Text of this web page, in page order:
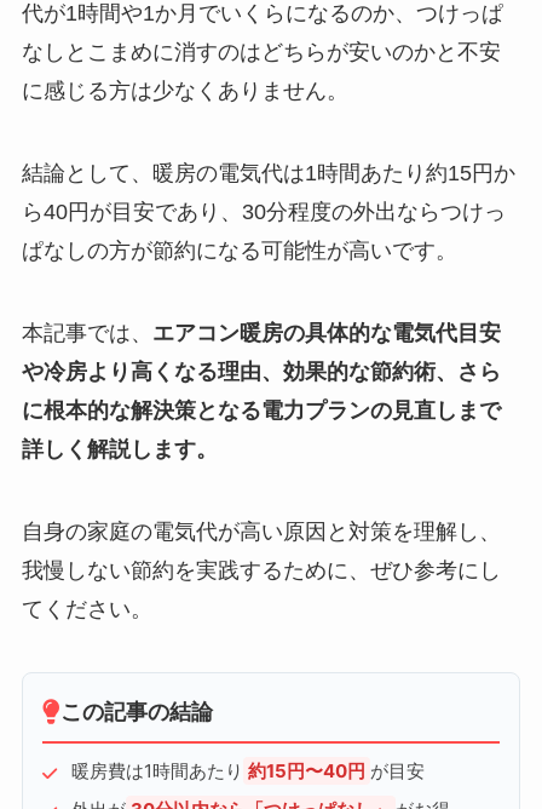
代が1時間や1か月でいくらになるのか、つけっぱ
なしとこまめに消すのはどちらが安いのかと不安
に感じる方は少なくありません。
結論として、暖房の電気代は1時間あたり約15円か
ら40円が目安であり、30分程度の外出ならつけっ
ぱなしの方が節約になる可能性が高いです。
本記事では、 エアコン暖房の具体的な電気代目安
や冷房より高くなる理由、効果的な節約術、さら
に根本的な解決策となる電力プランの見直しまで
詳しく解説します。
自身の家庭の電気代が高い原因と対策を理解し、
我慢しない節約を実践するために、ぜひ参考にし
てください。
この記事の結論
暖房費は1時間あたり 約15円〜40円 が目安